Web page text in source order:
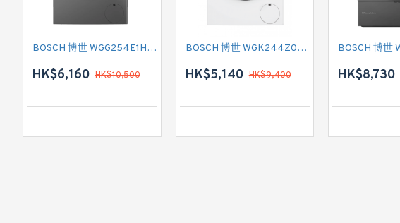
BOSCH 博世 WGG254E1HK 前置式洗衣機 (10 公斤,1400 轉/分鐘)
HK$6,160 HK$10,500
BOSCH 博世 WGK244Z0HK 前置式洗衣機 (9 公斤,1400 轉/分鐘)
HK$5,140 HK$9,400 HK$8,730